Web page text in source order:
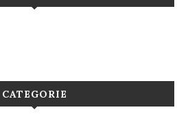
CATEGORIE